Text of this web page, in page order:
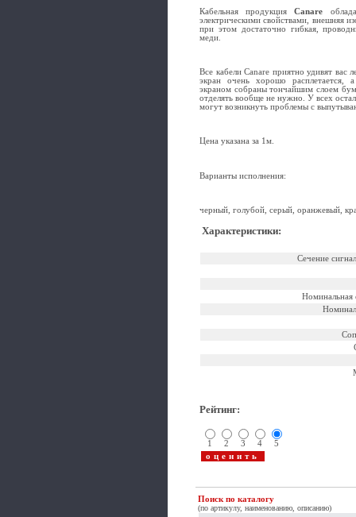
Кабельная продукцияCanare
электрическими свойствами, внешняя
при этом достаточно гибкая,
меди.
Все кабели Canare приятно удивят вас
экран очень хорошо расплетается,
экраном собраны тончайшим слоем
отделять вообще не нужно. У всех
могут возникнуть проблемы с
Цена указана за 1м.
Варианты исполнения:
черный, голубой, серый, оранжевый,
Характеристики:
Сечение
Номинальная
Рейтинг:
1 2 3 4 5
Поиск по каталогу
(по артикулу, наименованию, описанию)